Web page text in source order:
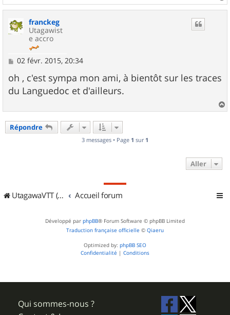
a
franckeg
Utagawist
e accro
M
s
s
a
e
02 févr. 2015, 20:34
oh , c'est sympa mon ami, à bientôt sur les traces
du Languedoc et d'ailleurs.
a
Répondre
3 messages • Page 1 sur 1
Aller
UtagawaVTT (Randos VTT et VTTAE avec traces GPS) Accueil forum
Développé par phpBB® Forum Software © phpBB Limited
Traduction française officielle © Qiaeru
Optimized by: phpBB SEO
Confidentialité | Conditions
Qui sommes-nous ?